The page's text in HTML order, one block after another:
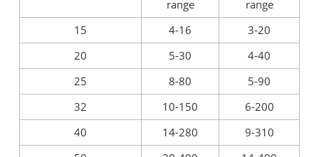
range
range
15
4-16
3-20
20
5-30
4-40
25
8-80
5-90
32
10-150
6-200
40
14-280
9-310